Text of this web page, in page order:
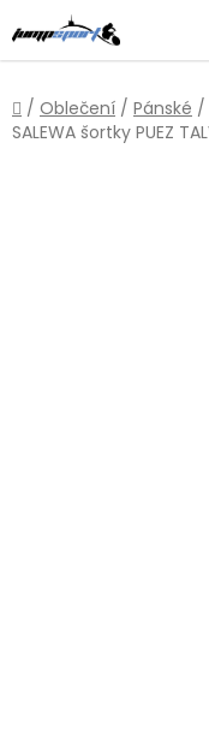
na
obsah
Domů
/ Oblečení / Pánské /
SALEWA šortky PUEZ